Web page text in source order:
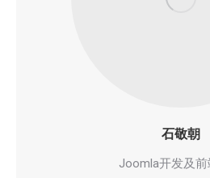
石敬朝
Joomla开发及